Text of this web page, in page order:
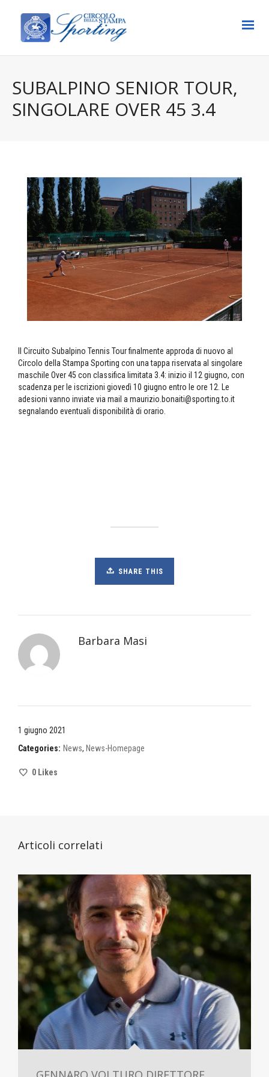
SUBALPINO SENIOR TOUR,
SINGOLARE OVER 45 3.4
Il Circuito Subalpino Tennis Tour finalmente approda di nuovo al
Circolo della Stampa Sporting con una tappa riservata al singolare
maschile Over 45 con classifica limitata 3.4: inizio il 12 giugno, con
scadenza per le iscrizioni giovedì 10 giugno entro le ore 12. Le
adesioni vanno inviate via mail a maurizio.bonaiti@sporting.to.it
segnalando eventuali disponibilità di orario.
SHARE THIS
Barbara Masi
1 giugno 2021
Categories: News, News-Homepage
0 Likes
Articoli correlati